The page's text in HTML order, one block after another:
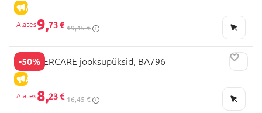
ALLAHINDLUS
9,73 € 19,45 €
-50%
ALLAHINDLUS
MOTHERCARE jooksupüksid, BA796
8,23 € 16,45 €